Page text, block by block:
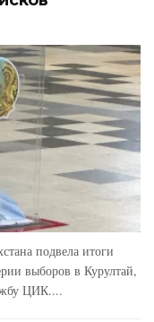
подвела итоги
выборов в Курултай,
ЦИК....